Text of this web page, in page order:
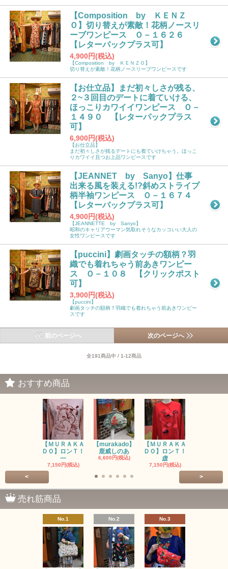
【Composition by ＫＥＮＺ
Ｏ】切り替えが素敵！花柄ノースリ
ーブワンピース Ｏ－１６２６
【レターパックプラス可】
4,900円(税込)
【Composition by ＫＥＮＺＯ】
切り替えが素敵！花柄ノースリーブワンピースです
【お仕立品】まだ初々しさが残る、
２~３回目のデートに着ていける、
ほっこりカワイイワンピース Ｏ－
１４９０ 【レターパックプラス
可】
6,900円(税込)
【お仕立品】
まだ初々しさが残るデートにも着ていけちゃう。ほっこ
りカワイイ且つお上品ワンピースです
【JEANNET by Sanyo】仕事
出来る風を装える!?斜めストライプ
柄半袖ワンピース Ｏ－１６７４
【レターパックプラス可】
4,900円(税込)
【JEANNETTE by Sanyo】
昭和のキャリアウーマン気取れそうなカッコいい大人の
女性ワンピースです
【puccini】劇画タッチの額柄？羽
織でも着れちゃう前あきワンピー
ス Ｏ－１０８ 【クリックポスト
可】
3,900円(税込)
【puccini】
劇画タッチの額柄？羽織でも着れちゃう前あきワンピー
スです
前のページへ 次のページへ
全191商品中 / 1-12商品
おすすめ商品
【ＭＵＲＡＫＡ
ＤＯ】ロンＴ！
一
7,150円(税込)
【murakado】
鹿威しのあ
6,600円(税込)
【ＭＵＲＡＫＡ
ＤＯ】ロンＴ！
虚
7,150円(税込)
< >
売れ筋商品
No.1 No.2 No.3